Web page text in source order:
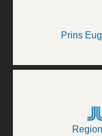
Prins